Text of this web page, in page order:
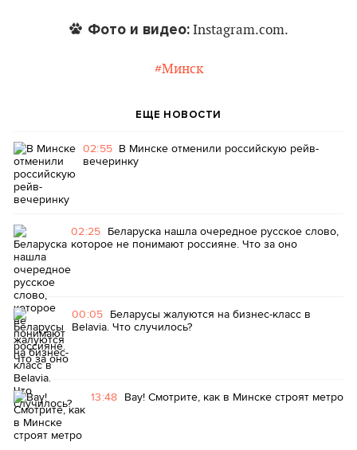
Фото и видео:Instagram.com.
#Минск
ЕЩЕ НОВОСТИ
02:55 В Минске отменили российскую рейв-
вечеринку
02:25 Беларуска нашла очередное русское слово,
которое не понимают россияне. Что за оно
00:05 Беларусы жалуются на бизнес-класс в
Belavia. Что случилось?
13:48 Вау! Смотрите, как в Минске строят метро